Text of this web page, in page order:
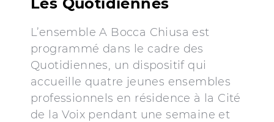
L’ensemble A Bocca Chiusa est
programmé dans le cadre des
Quotidiennes, un dispositif qui
accueille quatre jeunes ensembles
professionnels en résidence à la Cité
de la Voix pendant une semaine et